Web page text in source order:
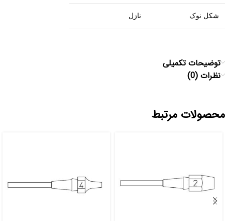
شکل نوک نازل
توضیحات تکمیلی
نظرات (0)
محصولات مرتبط